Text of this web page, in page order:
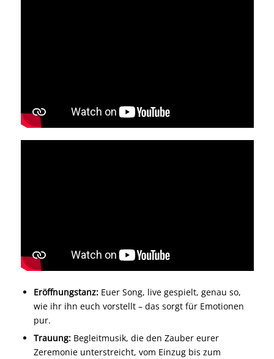
Eröffnungstanz:Euer Song, live gespielt, genau so,
wie ihr ihn euch vorstellt – das sorgt für Emotionen
pur.
Trauung:Begleitmusik, die den Zauber eurer
Zeremonie unterstreicht, vom Einzug bis zum